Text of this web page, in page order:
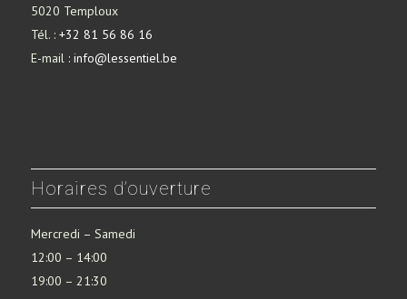
5020 Temploux
Tél. : +32 81 56 86 16
E-mail : info@lessentiel.be
Horaires d’ouverture
Mercredi – Samedi
12:00 – 14:00
19:00 – 21:30